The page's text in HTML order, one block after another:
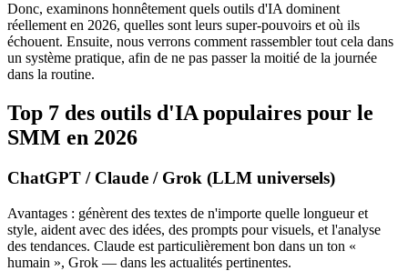
Donc, examinons honnêtement quels outils d'IA dominent
réellement en 2026, quelles sont leurs super-pouvoirs et où ils
échouent. Ensuite, nous verrons comment rassembler tout cela dans
un système pratique, afin de ne pas passer la moitié de la journée
dans la routine.
Top 7 des outils d'IA populaires pour le
SMM en 2026
ChatGPT / Claude / Grok (LLM universels)
Avantages : génèrent des textes de n'importe quelle longueur et
style, aident avec des idées, des prompts pour visuels, et l'analyse
des tendances. Claude est particulièrement bon dans un ton «
humain », Grok — dans les actualités pertinentes.